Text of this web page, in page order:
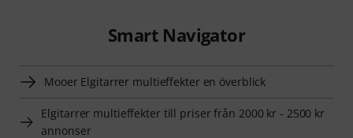
Smart Navigator
Mooer Elgitarrer multieffekter en överblick
Elgitarrer multieffekter till priser från 2000 kr - 2500 kr
annonser